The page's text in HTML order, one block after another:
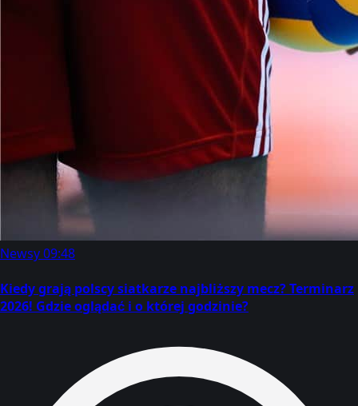
Newsy09:48
Kiedy grają polscy siatkarze najbliższy mecz? Terminarz
2026! Gdzie oglądać i o której godzinie?